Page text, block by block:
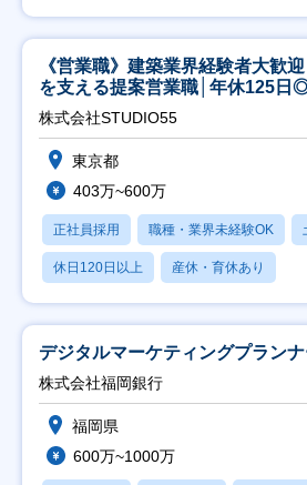
《営業職》建築業界経験者大歓
を支える提案営業職│年休125日
株式会社STUDIO55
東京都
403万~600万
正社員採用 職種・業界未経験OK
休日120日以上 産休・育休あり
デジタルマーケティングプランナ
株式会社福岡銀行
福岡県
600万~1000万